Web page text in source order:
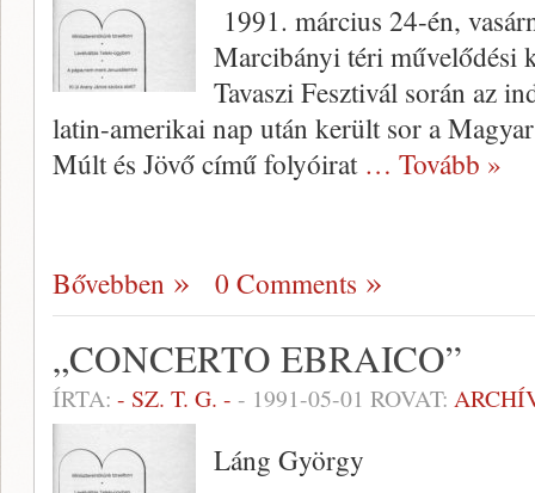
1991. március 24-én,
Marcibányi téri művelődési
Tavaszi Fesz­tivál során az
latin-amerikai nap után került sor a
Múlt és Jövő című folyóirat … Tovább »
Bővebben 0 Comments
„CONCERTO EBRAICO”
ÍRTA: - SZ. T. G. - - 1991-05-01 ROVAT:
Láng György